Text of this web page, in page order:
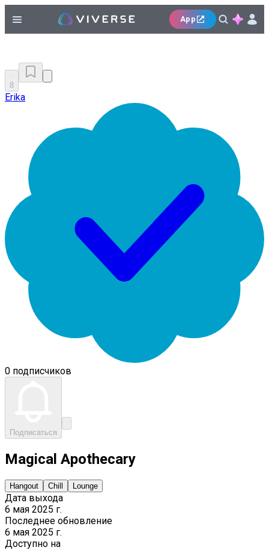
App
8
Erika
0 подписчиков
Подписаться
Magical Apothecary
Hangout Chill Lounge
Дата выхода
6 мая 2025 г.
Последнее обновление
6 мая 2025 г.
Доступно на